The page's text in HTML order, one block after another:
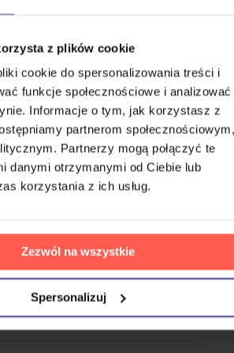
z plików cookie
cookie do spersonalizowania treści i
funkcje społecznościowe i analizować
Informacje o tym, jak korzystasz z
partnerom społecznościowym,
Partnerzy mogą połączyć te
danymi otrzymanymi od Ciebie lub
korzystania z ich usług.
Zezwól na wszystkie
Spersonalizuj